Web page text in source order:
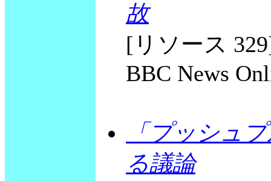
故
[リソース
BBC News
「プッシュ
る議論